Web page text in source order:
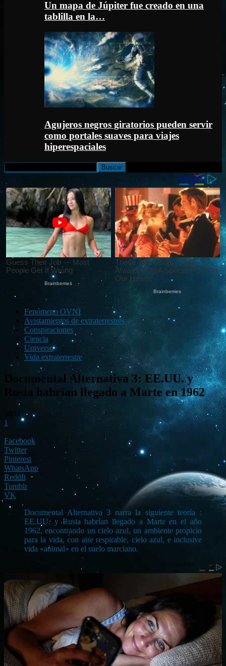
Un mapa de Júpiter fue creado en una
tablilla en la…
Agujeros negros giratorios pueden servir
como portales suaves para viajes
hiperespaciales
Fenómeno OVNI
Avistamientos de extraterrestres
Conspiraciones
Ciencia
Universo
Vida extraterrestre
Documental Alternativa 3: EE.UU. y
Rusia habrían llegado a Marte en 1962
5804
1
Facebook
Twitter
Pinterest
WhatsApp
ReddIt
Tumblr
VK
Documental Alternativa 3 narra la siguiente teoría :
EE.UU. y Rusia habrían llegado a Marte en el año
1962, encontrando un cielo azul, un ambiente propicio
para la vida, con aire respirable, cielo azul, e inclusive
vida «animal» en el suelo marciano.